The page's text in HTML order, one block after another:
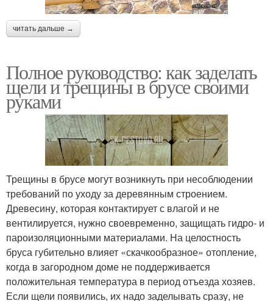
читать дальше →
Полное руководство: как заделать
щели и трещины в брусе своими
руками
Трещины в брусе могут возникнуть при несоблюдении
требований по уходу за деревянным строением.
Древесину, которая контактирует с влагой и не
вентилируется, нужно своевременно, защищать гидро- и
пароизоляционными материалами. На целостность
бруса губительно влияет «скачкообразное» отопление,
когда в загородном доме не поддерживается
положительная температура в период отъезда хозяев.
Если щели появились, их надо заделывать сразу, не